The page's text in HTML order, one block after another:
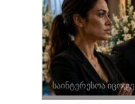
საინტერესოა იცოდე